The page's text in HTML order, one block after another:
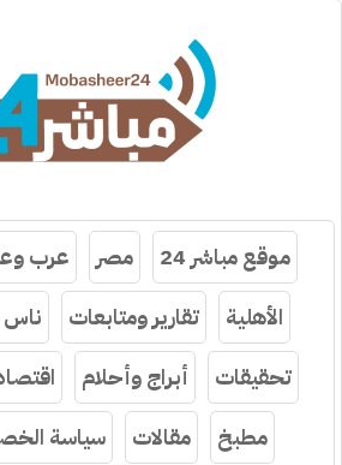
موقع مباشر 24 مصر عرب
الأهلية
تقارير ومتابعات ناس
تحقيقات
أبراج وأحلام
مطبخ
مقالات سياسة